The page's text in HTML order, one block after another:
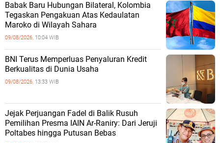
Babak Baru Hubungan Bilateral, Kolombia
Tegaskan Pengakuan Atas Kedaulatan
Maroko di Wilayah Sahara
09/08/2026, 10:04 WIB
BNI Terus Memperluas Penyaluran Kredit
Berkualitas di Dunia Usaha
09/08/2026, 13:33 WIB
Jejak Perjuangan Fadel di Balik Rusuh
Pemilihan Presma IAIN Ar-Raniry: Dari Jeruji
Poltabes hingga Putusan Bebas